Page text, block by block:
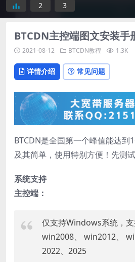
2
3
BTCDN主控端图文安装手
2021-08-12 BTCDN教程 1.3K
详情介绍 常见问题
BTCDN是全国第一个峰值能达到
及其简单，使用特别方便！先测
系统支持
主控端：
仅支持Windows系统，支
win2008、 win2012、
2022、2025